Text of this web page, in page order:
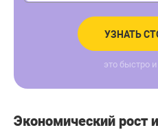
УЗНАТЬ
это быстро
Экономический рост